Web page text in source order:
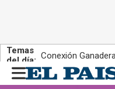
Temas
del día: Conexión Ganadera